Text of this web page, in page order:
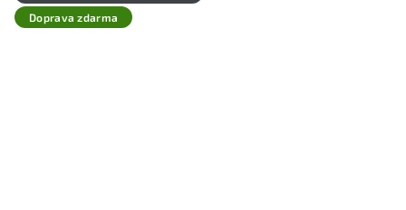
Doprava zdarma